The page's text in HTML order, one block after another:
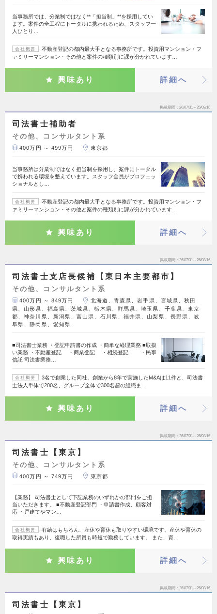
当事務所では、分業制ではなく**「担当制」**を採用してい
ます。案件の全工程にトータルに携われるため、スタッフ一
人ひとり…
会社概要
不動産登記の都内最大手となる事務所です。投資用マンション・フ
ァミリーマンション・その他と案件の種類別に課が分かれています…
興味あり 詳細へ
掲載期間 26/07/31～26/08/16
司法書士補助者
その他、コンサルタント系
400万円 ～ 499万円 東京都
当事務所は分業制ではなく担当制を採用し、案件にトータル
で携われる環境を整えています。スタッフ全員がプロフェッ
ショナルとし…
会社概要
不動産登記の都内最大手となる事務所です。投資用マンション・フ
ァミリーマンション・その他と案件の種類別に課が分かれています…
興味あり 詳細へ
掲載期間 26/07/31～26/08/16
司法書士支店長候補【東日本主要都市】
その他、コンサルタント系
400万円 ～ 849万円
北海道、青森県、岩手県、宮城県、秋田
県、山形県、福島県、茨城県、栃木県、群馬県、埼玉県、千葉県、東京
都、神奈川県、新潟県、富山県、石川県、福井県、山梨県、長野県、岐
阜県、静岡県、愛知県
■司法書士業務 ・登記申請書の作成 ・簡単な経理業務 ■取扱
い業務 ・不動産登記 ・商業登記 ・相続登記 ・民事
信託 司法書業務…
会社概要
3名で創業した同社。創業から8年で実施したM&Aは11件と、司法書
士法人単体で200名、グループ全体で300名超の組織ま…
興味あり 詳細へ
掲載期間 26/07/31～26/08/16
司法書士【東京】
その他、コンサルタント系
400万円 ～ 749万円 東京都
【業務】 司法書士として下記業務のいずれかの部門をご担
当いただきます。 ■不動産登記部門 ・申請書作成、顧客対
応 ・戸建てやマン…
会社概要
有給はもちろん、産休や育休も取りやすい環境です。産休や育休の
取得実績もあり、復職した所員も時短で勤務しています。 また、資…
興味あり 詳細へ
掲載期間 26/07/31～26/08/16
司法書士【東京】